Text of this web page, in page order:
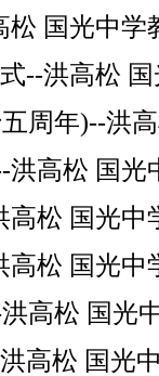
国光中学
--洪高松
周年)--洪
高松 国
松 国光
松 国光中
高松 国光
高松 国光